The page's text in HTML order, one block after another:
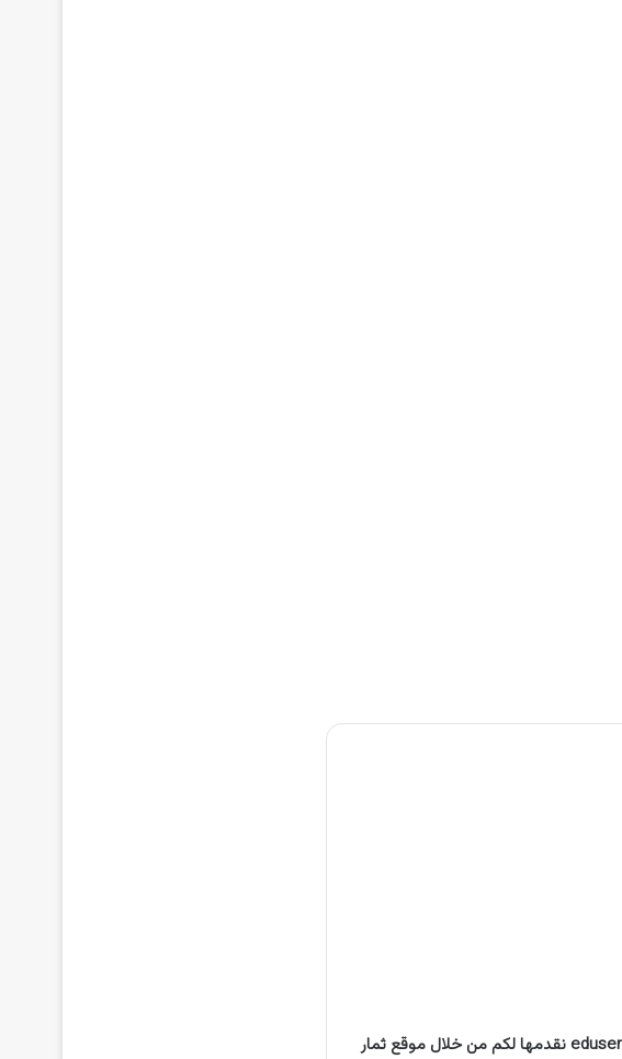
الاستعلام عن نتيجة الصف السادس الابتدائي 2023 الترم الأول eduserv.cairo.gov.eg نقدمها لكم من خلال موقع ثمار